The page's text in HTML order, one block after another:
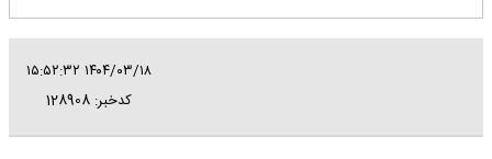
۱۴۰۴/۰۳/۱۸ ۱۵:۵۲:۳۲
کدخبر: 128908